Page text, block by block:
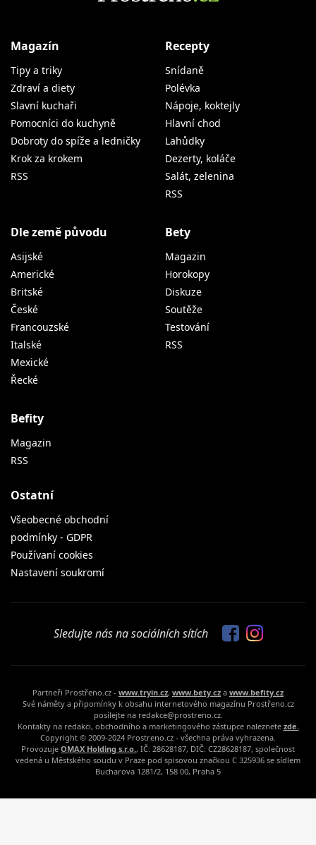
Magazín
Tipy a triky
Zdraví a diety
Slavní kuchaři
Pomocníci do kuchyně
Dobroty do spíže a ledničky
Krok za krokem
RSS
Recepty
Snídaně
Polévka
Nápoje, koktejly
Hlavní chod
Lahůdky
Dezerty, koláče
Salát, zelenina
RSS
Dle země původu
Asijské
Americké
Britské
České
Francouzské
Italské
Mexické
Řecké
Bety
Magazin
Horokopy
Diskuze
Soutěže
Testování
RSS
Befity
Magazin
RSS
Ostatní
Všeobecné obchodní
podmínky - GDPR
Používaní cookies
Nastavení soukromí
Sledujte nás na sociálních sítích
Partneři Prostřeno.cz - www.tryin.cz, www.bety.cz a www.befity.cz
Své náměty a připomínky k obsahu internetového magazínu Prostřeno.cz
posílejte na redakce@prostreno.cz.
Kontakty na redakci, obchodního a marketingového zástupce naleznete zde.
Copyright © 2009-2024 Prostreno.cz - všechna práva vyhrazena.
Provozuje OMAX Holding s.r.o., IČ: 28628187, DIČ: CZ28628187, společnost
vedená u Městského soudu v Praze pod spisovou značkou C 325936 se sídlem
Bucharova 1281/2, 158 00, Praha 5